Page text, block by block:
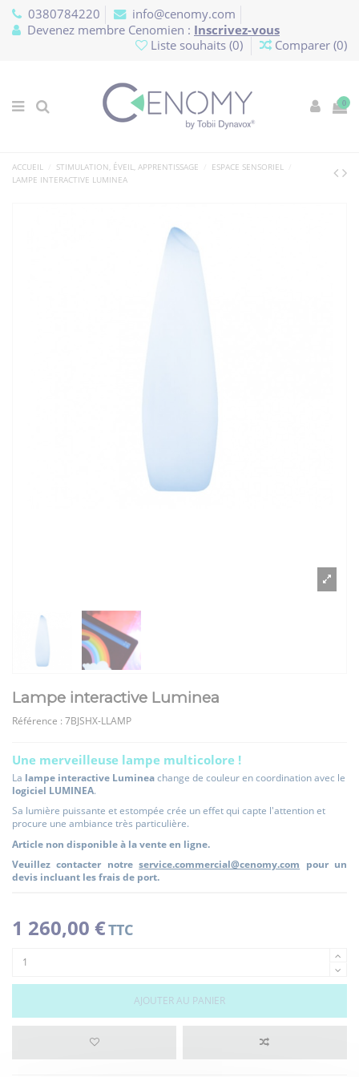
0380784220
info@cenomy.com
Devenez membre Cenomien : Inscrivez-vous
Liste souhaits (0) Comparer (0)
0
ACCUEIL STIMULATION, ÉVEIL, APPRENTISSAGE
ESPACE SENSORIEL
LAMPE INTERACTIVE LUMINEA
Lampe interactive Luminea
Référence : 7BJSHX-LLAMP
Une merveilleuse lampe multicolore !
La lampe interactive Lumineachange de couleur en coordination avec le
logiciel LUMINEA.
Sa lumière puissante et estompée crée un effet qui capte l'attention et
procure une ambiance très particulière.
Article non disponible à la vente en ligne.
Veuillez contacter notreservice.commercial@cenomy.com pour un
devis incluant les frais de port.
1 260,00 €TTC
AJOUTER AU PANIER
Panneau de gestion des cookies